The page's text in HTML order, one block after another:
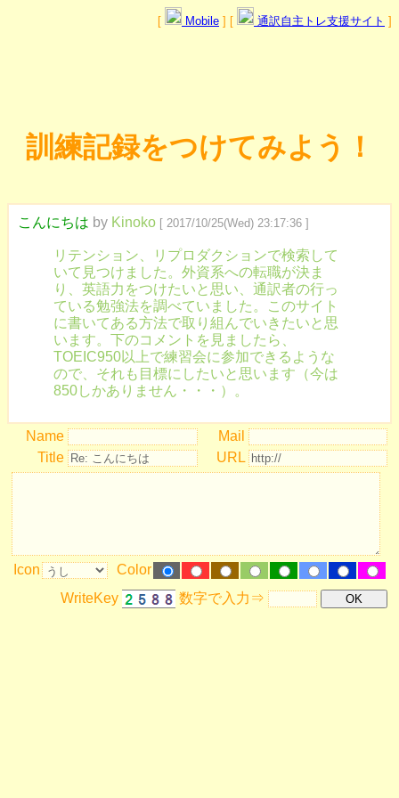
[ Mobile ] [ 通訳自主トレ支援サイト ]
訓練記録をつけてみよう！
こんにちは by Kinoko [ 2017/10/25(Wed) 23:17:36 ]
リテンション、リプロダクションで検索して
いて見つけました。外資系への転職が決ま
り、英語力をつけたいと思い、通訳者の行っ
ている勉強法を調べていました。このサイト
に書いてある方法で取り組んでいきたいと思
います。下のコメントを見ましたら、
TOEIC950以上で練習会に参加できるような
ので、それも目標にしたいと思います（今は
850しかありません・・・）。
Name
Mail
Title
URL
Icon
Color
WriteKey
数字で入力⇒